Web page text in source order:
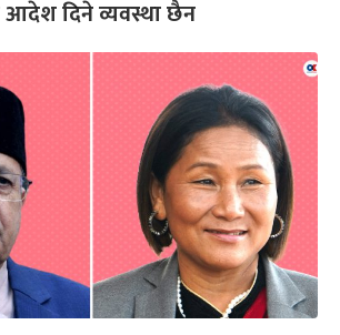
आदेश दिने व्यवस्था छैन